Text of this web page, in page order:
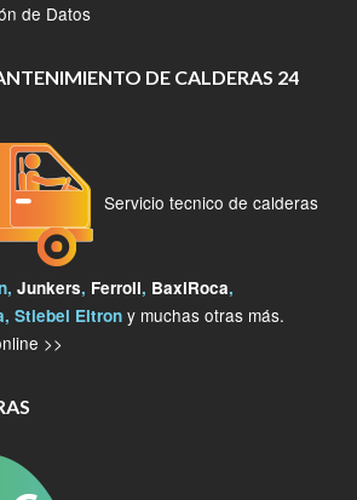
de Datos
DE CALDERAS 24
Servicio tecnico de calderas
Junkers, Ferroli, BaxiRoca,
Stiebel Eltron y muchas otras más.
>>